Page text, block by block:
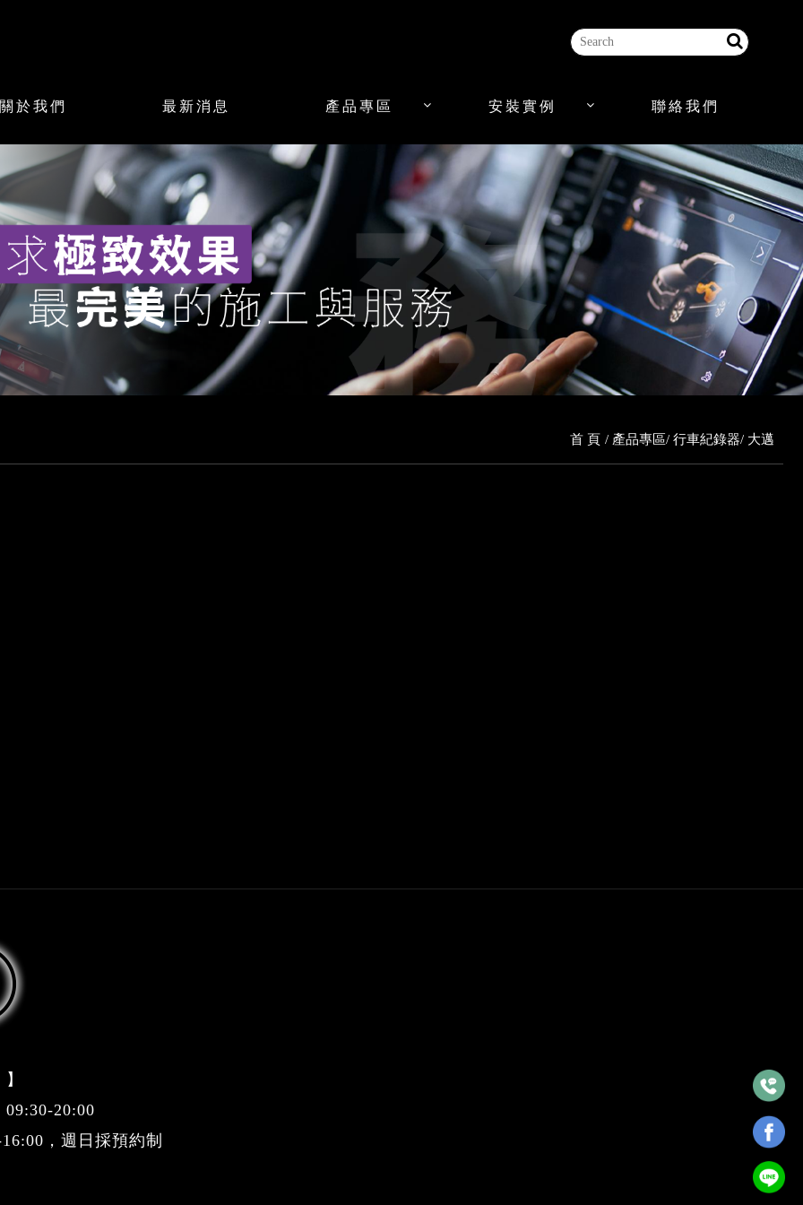
關於我們 最新消息 產品專區 安裝實例 聯絡我們
首 頁 產品專區 行車紀錄器 大邁
20:00
，週日採預約制